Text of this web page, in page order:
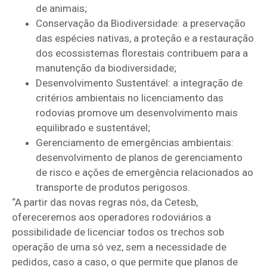
de animais;
Conservação da Biodiversidade: a preservação
das espécies nativas, a proteção e a restauração
dos ecossistemas florestais contribuem para a
manutenção da biodiversidade;
Desenvolvimento Sustentável: a integração de
critérios ambientais no licenciamento das
rodovias promove um desenvolvimento mais
equilibrado e sustentável;
Gerenciamento de emergências ambientais:
desenvolvimento de planos de gerenciamento
de risco e ações de emergência relacionados ao
transporte de produtos perigosos.
“A partir das novas regras nós, da Cetesb,
ofereceremos aos operadores rodoviários a
possibilidade de licenciar todos os trechos sob
operação de uma só vez, sem a necessidade de
pedidos, caso a caso, o que permite que planos de